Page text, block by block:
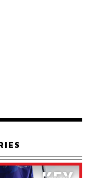
ม้จะสว่างไสวแค่ไหน
กลแค่ครึ่งหนึ่งของ
เปิดเผยว่า ซูเปอร์โน